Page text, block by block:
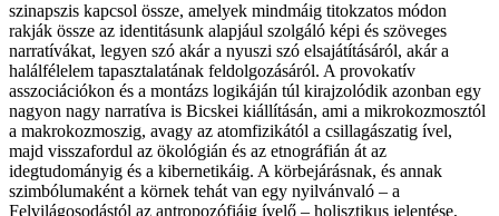
szinapszis kapcsol össze, amelyek mindmáig titokzatos módon
rakják össze az identitásunk alapjául szolgáló képi és szöveges
narratívákat, legyen szó akár a nyuszi szó elsajátításáról, akár a
halálfélelem tapasztalatának feldolgozásáról. A provokatív
asszociációkon és a montázs logikáján túl kirajzolódik azonban egy
nagyon nagy narratíva is Bicskei kiállításán, ami a mikrokozmosztól
a makrokozmoszig, avagy az atomfizikától a csillagászatig ível,
majd visszafordul az ökológián és az etnográfián át az
idegtudományig és a kibernetikáig. A körbejárásnak, és annak
szimbólumaként a körnek tehát van egy nyilvánvaló – a
Felvilágosodástól az antropozófiáig ívelő – holisztikus jelentése,